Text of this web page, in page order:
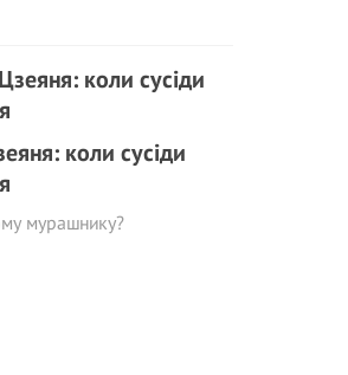
коли сусіди
мурашнику?